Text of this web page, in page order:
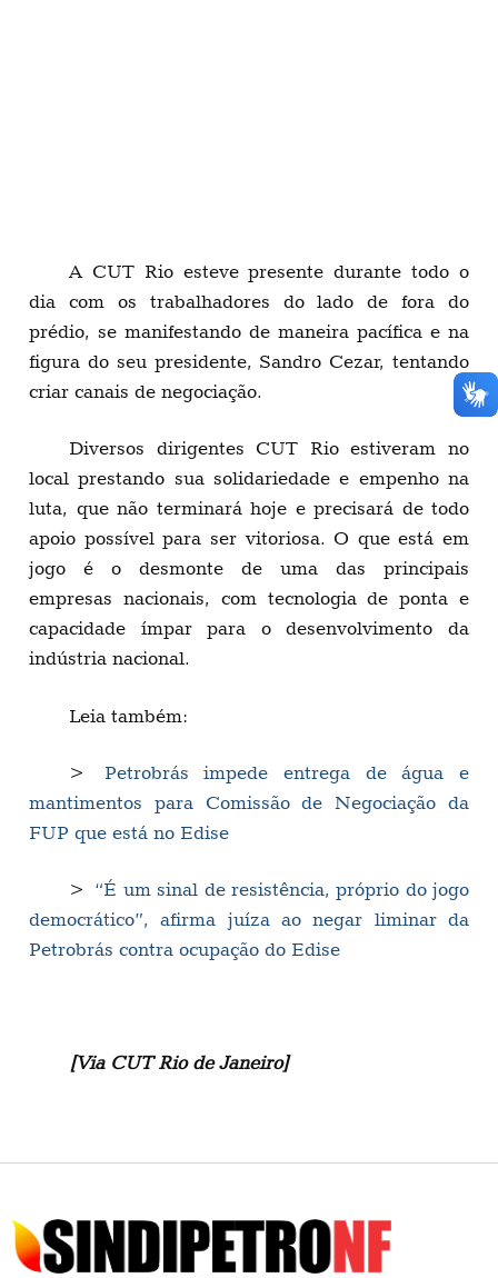
A CUT Rio esteve presente durante todo o
dia com os trabalhadores do lado de fora do
prédio, se manifestando de maneira pacífica e na
figura do seu presidente, Sandro Cezar, tentando
criar canais de negociação.
Diversos dirigentes CUT Rio estiveram no
local prestando sua solidariedade e empenho na
luta, que não terminará hoje e precisará de todo
apoio possível para ser vitoriosa. O que está em
jogo é o desmonte de uma das principais
empresas nacionais, com tecnologia de ponta e
capacidade ímpar para o desenvolvimento da
indústria nacional.
Leia também:
> Petrobrás impede entrega de água e
mantimentos para Comissão de Negociação da
FUP que está no Edise
> “É um sinal de resistência, próprio do jogo
democrático”, afirma juíza ao negar liminar da
Petrobrás contra ocupação do Edise
[Via CUT Rio de Janeiro]